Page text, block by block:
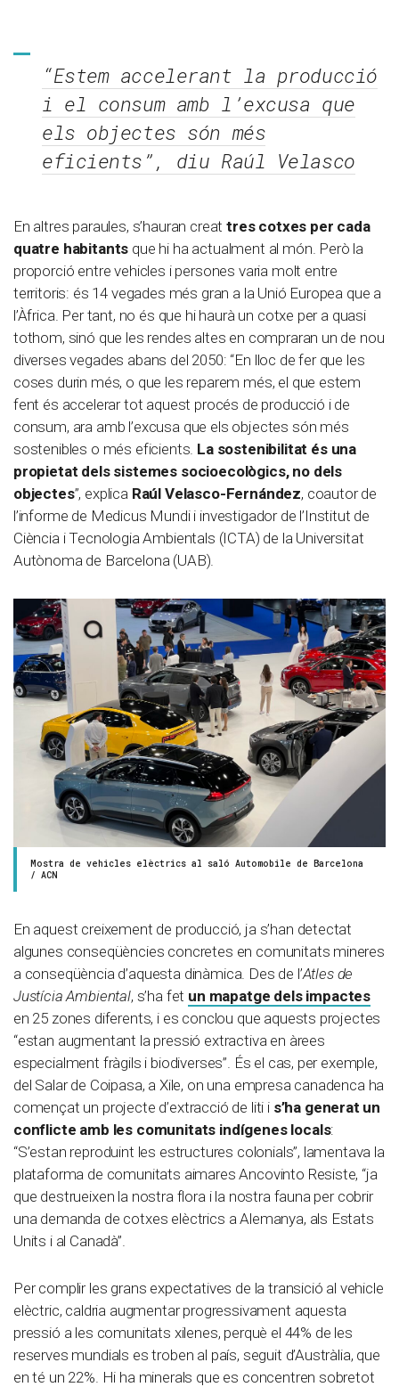
“Estem accelerant la producció
i el consum amb l’excusa que
els objectes són més
eficients”, diu Raúl Velasco
En altres paraules, s’hauran creat tres cotxes per cada
quatre habitants que hi ha actualment al món. Però la
proporció entre vehicles i persones varia molt entre
territoris: és 14 vegades més gran a la Unió Europea que a
l’Àfrica. Per tant, no és que hi haurà un cotxe per a quasi
tothom, sinó que les rendes altes en compraran un de nou
diverses vegades abans del 2050: “En lloc de fer que les
coses durin més, o que les reparem més, el que estem
fent és accelerar tot aquest procés de producció i de
consum, ara amb l’excusa que els objectes són més
sostenibles o més eficients. La sostenibilitat és una
propietat dels sistemes socioecològics, no dels
objectes”, explica Raúl Velasco-Fernández, coautor de
l’informe de Medicus Mundi i investigador de l’Institut de
Ciència i Tecnologia Ambientals (ICTA) de la Universitat
Autònoma de Barcelona (UAB).
Mostra de vehicles elèctrics al saló Automobile de Barcelona
/ ACN
En aquest creixement de producció, ja s’han detectat
algunes conseqüències concretes en comunitats mineres
a conseqüència d’aquesta dinàmica. Des de l’Atles de
Justícia Ambiental, s’ha fet un mapatge dels impactes
en 25 zones diferents, i es conclou que aquests projectes
“estan augmentant la pressió extractiva en àrees
especialment fràgils i biodiverses”. És el cas, per exemple,
del Salar de Coipasa, a Xile, on una empresa canadenca ha
començat un projecte d’extracció de liti i s’ha generat un
conflicte amb les comunitats indígenes locals:
“S’estan reproduint les estructures colonials”, lamentava la
plataforma de comunitats aimares Ancovinto Resiste, “ja
que destrueixen la nostra flora i la nostra fauna per cobrir
una demanda de cotxes elèctrics a Alemanya, als Estats
Units i al Canadà”.
Per complir les grans expectatives de la transició al vehicle
elèctric, caldria augmentar progressivament aquesta
pressió a les comunitats xilenes, perquè el 44% de les
reserves mundials es troben al país, seguit d’Austràlia, que
en té un 22%. Hi ha minerals que es concentren sobretot